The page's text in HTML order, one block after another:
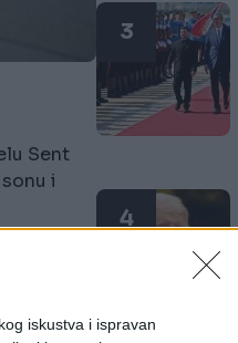
iskustva i ispravan
Sent
i
u
3
4